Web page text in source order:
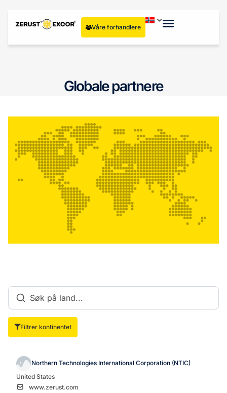
Våre forhandlere
Globale partnere
Filtrer kontinentet
Northern Technologies International Corporation (NTIC)
United States
www.zerust.com